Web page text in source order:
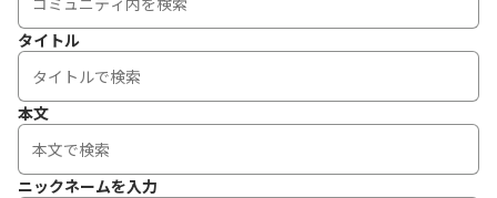
タイトル
本文
ニックネームを入力